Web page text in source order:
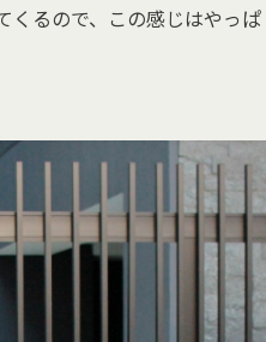
くるので、この感じはやっぱ